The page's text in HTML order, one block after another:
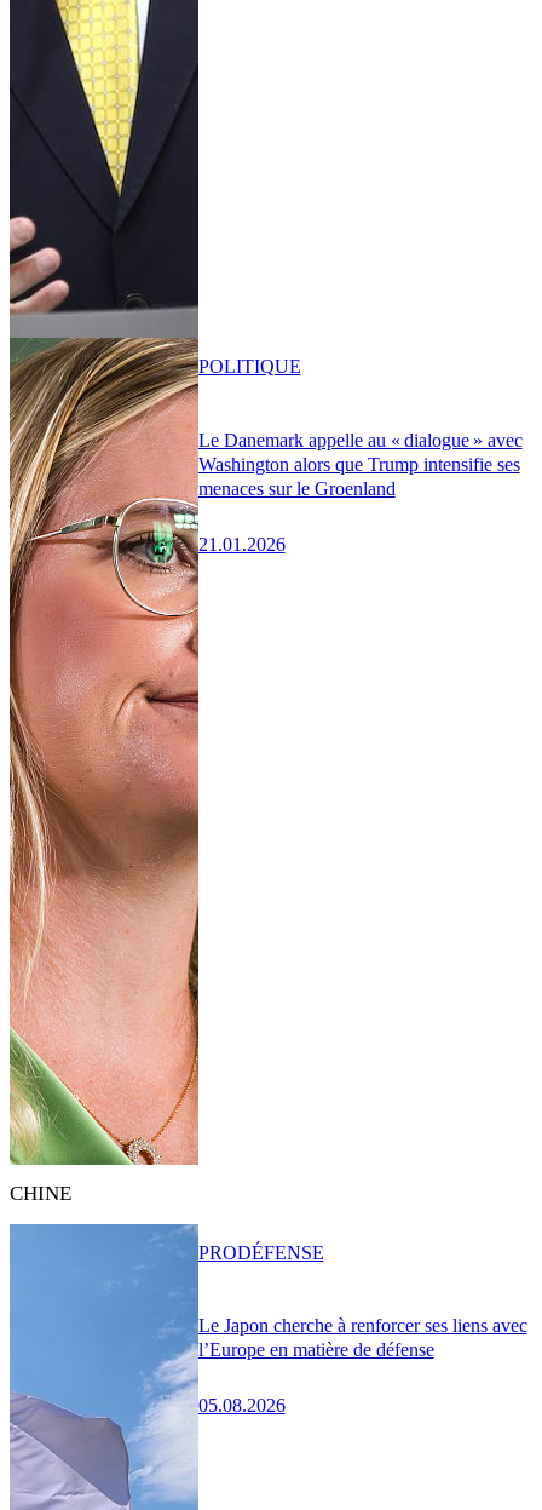
Le Danemark appelle au « dialogue » avec
Washington alors que Trump intensifie ses
menaces sur le Groenland
21.01.2026
POLITIQUE
CHINE
Le Japon cherche à renforcer ses liens avec
l’Europe en matière de défense
05.08.2026
PRODÉFENSE